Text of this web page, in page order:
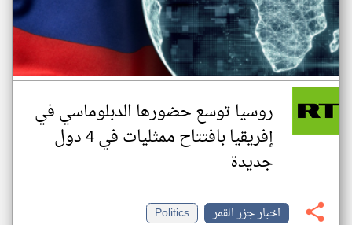
روسيا توسع حضورها الدبلوماسي في
إفريقيا بافتتاح ممثليات في 4 دول
جديدة
اخبار جزر القمر
Politics